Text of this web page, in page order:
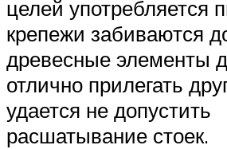
целей употребляется
крепежи забиваются
древесные элементы
отлично прилегать
удается не допустить
расшатывание стоек.